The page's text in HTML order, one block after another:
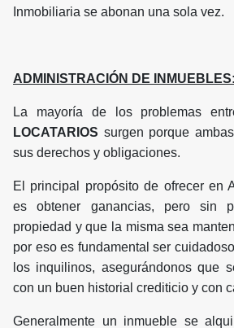
Inmobiliaria se abonan una sola vez.
ADMINISTRACIÓN DE INMUEBLES:
La mayoría de los problemas
LOCATARIOS surgen porque
sus derechos y obligaciones.
El principal propósito de ofrecer en
es obtener ganancias, pero sin
propiedad y que la misma sea
por eso es fundamental ser
los inquilinos, asegurándonos que
con un buen historial crediticio y con
Generalmente un inmueble se